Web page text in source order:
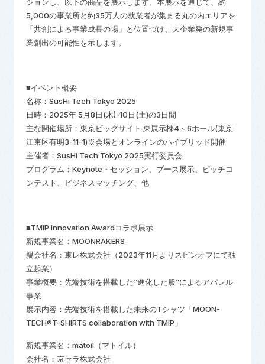
5,000の事業所と約35万人の就業者が集まる丸の内エリアを
「共創による事業成長の場」と位置づけ、大企業発の新規事
業創出の可能性を示します。
■イベント概要
名称： SusHi Tech Tokyo 2025
日時： 2025年 5月8日(木)-10日(土)の3日間
主な開催場所：東京ビッグサイト 東展示棟4～6ホール(東京
江東区有明3-11-1)※会場とオンラインのハイブリッド開催
主催者： SusHi Tech Tokyo 2025実行委員会
プログラム： Keynote ・セッション、ブース展示、ピッチコ
ンテスト、ビジネスマッチング、他
■TMIP Innovation Awardコラボ展示
新規事業名： MOONRAKERS
親会社名：東レ株式会社（2023年11月よりスピンオフにて独
立起業）
事業概要：先端技術を搭載した“進化した服”によるアパレル
事業
展示内容：先端技術を搭載した未来のTシャツ「MOON-
TECH®T-SHIRTS collaboration with TMIP 」
新規事業名： matoil（マトイル）
会社名：京セラ株式会社